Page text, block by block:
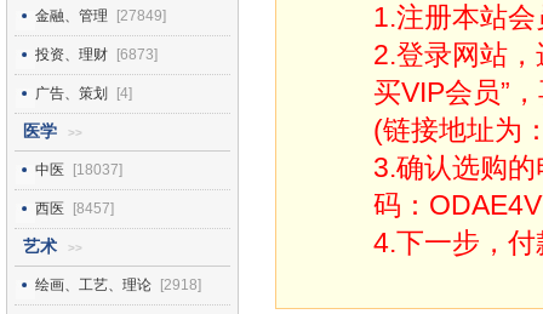
金融、管理 [27849]
投资、理财 [6873]
广告、策划 [4]
医学 >>
中医 [18037]
西医 [8457]
艺术 >>
绘画、工艺、理论 [2918]
1.注册本站会
2.登录网站，
买VIP会员”
(链接地址为
3.确认选购
码：
4.下一步，